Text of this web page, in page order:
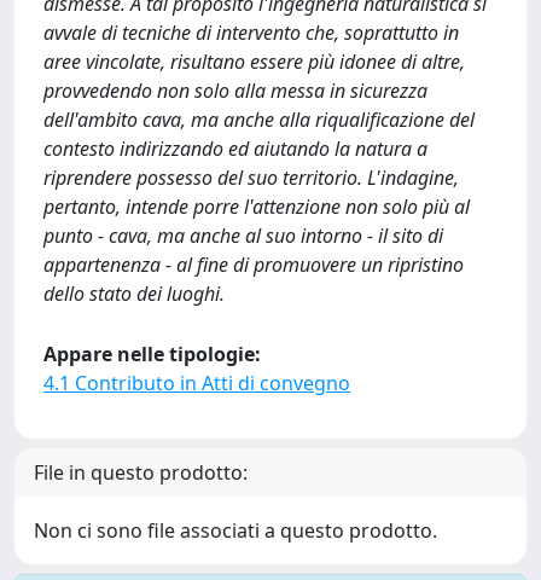
avvale di tecniche di intervento che, soprattutto in
aree vincolate, risultano essere più idonee di altre,
provvedendo non solo alla messa in sicurezza
dell'ambito cava, ma anche alla riqualificazione del
contesto indirizzando ed aiutando la natura a
riprendere possesso del suo territorio. L'indagine,
pertanto, intende porre l'attenzione non solo più al
punto - cava, ma anche al suo intorno - il sito di
appartenenza - al fine di promuovere un ripristino
dello stato dei luoghi.
Appare nelle tipologie:
4.1 Contributo in Atti di convegno
File in questo prodotto:
Non ci sono file associati a questo prodotto.